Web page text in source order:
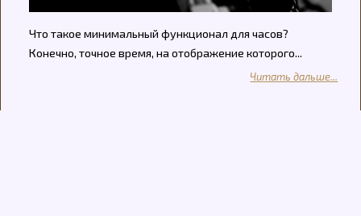
Что такое минимальный функционал для часов?
Конечно, точное время, на отображение которого...
Читать дальше...